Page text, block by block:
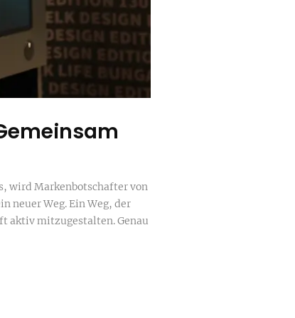
wird Markenbotschafter von
neuer Weg. Ein Weg, der
aktiv mitzugestalten. Genau